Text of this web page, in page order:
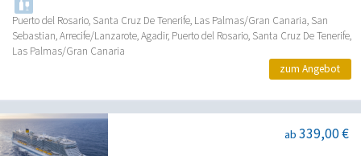
Puerto del Rosario, Santa Cruz De Tenerife, Las Palmas/Gran Canaria, San
Sebastian, Arrecife/Lanzarote, Agadir, Puerto del Rosario, Santa Cruz De Tenerife,
Las Palmas/Gran Canaria
zum Angebot
ab 339,00 €